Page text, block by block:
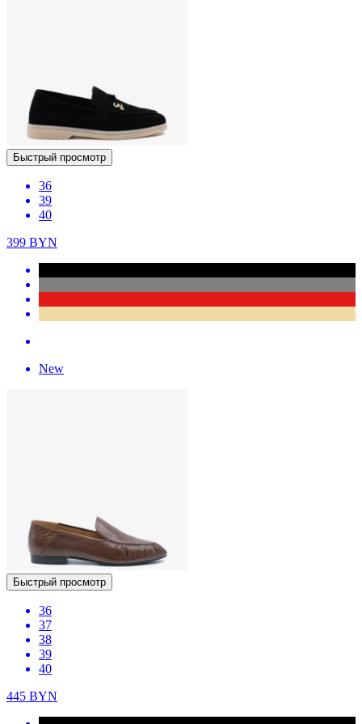
Быстрый просмотр
36
39
40
399 BYN
New
Быстрый просмотр
36
37
38
39
40
445 BYN